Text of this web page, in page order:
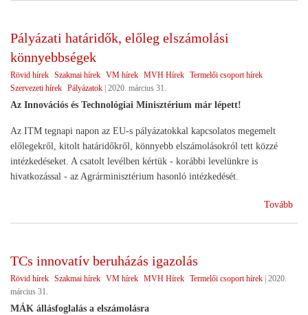
Pályázati határidők, előleg elszámolási
könnyebbségek
Rövid hírek Szakmai hírek VM hírek MVH Hírek Termelői csoport hírek
Szervezeti hírek Pályázatok | 2020. március 31.
Az Innovációs és Technológiai Minisztérium már lépett!
Az ITM tegnapi napon az EU-s pályázatokkal kapcsolatos megemelt
előlegekről, kitolt határidőkről, könnyebb elszámolásokról tett közzé
intézkedéseket. A csatolt levélben kértük - korábbi levelünkre is
hivatkozással - az Agrárminisztérium hasonló intézkedését.
Tovább
TCs innovatív beruházás igazolás
Rövid hírek Szakmai hírek VM hírek MVH Hírek Termelői csoport hírek 2020.
március 31.
MÁK állásfoglalás a elszámolásra